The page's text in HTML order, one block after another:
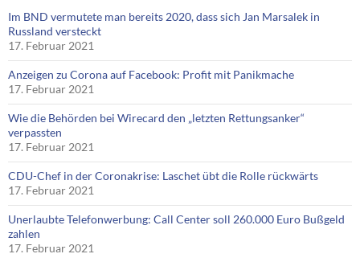
Im BND vermutete man bereits 2020, dass sich Jan Marsalek in
Russland versteckt
17. Februar 2021
Anzeigen zu Corona auf Facebook: Profit mit Panikmache
17. Februar 2021
Wie die Behörden bei Wirecard den „letzten Rettungsanker“
verpassten
17. Februar 2021
CDU-Chef in der Coronakrise: Laschet übt die Rolle rückwärts
17. Februar 2021
Unerlaubte Telefonwerbung: Call Center soll 260.000 Euro Bußgeld
zahlen
17. Februar 2021